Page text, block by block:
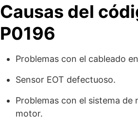
Causas del
P0196
Problemas con el cableado
Sensor EOT defectuoso.
Problemas con el sistema de
motor.